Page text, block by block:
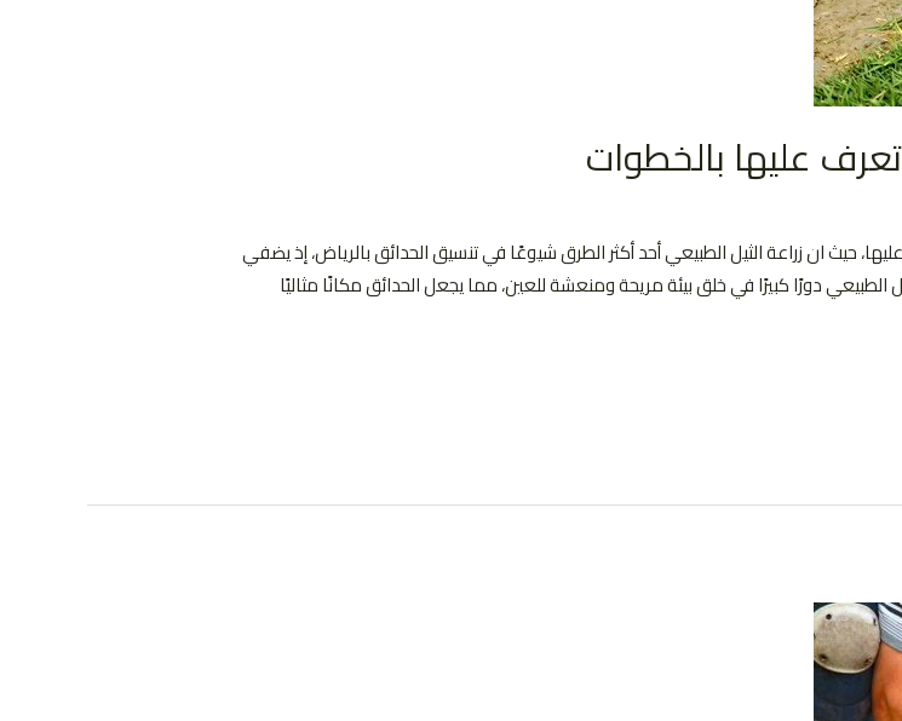
عليها بالخطوات
حيث ان زراعة الثيل الطبيعي أحد أكثر الطرق شيوعًا في تنسيق الحدائق بالرياض، إذ يضفي
الطبيعي دورًا كبيرًا في خلق بيئة مريحة ومنعشة للعين، مما يجعل الحدائق مكانًا مثاليًا